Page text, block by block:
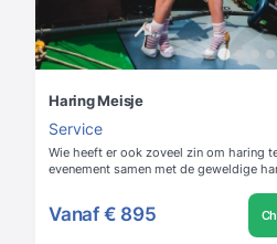
Haring Meisje
Service
Wie heeft er ook zoveel zin om haring
evenement samen met de geweldige
Vanaf € 895